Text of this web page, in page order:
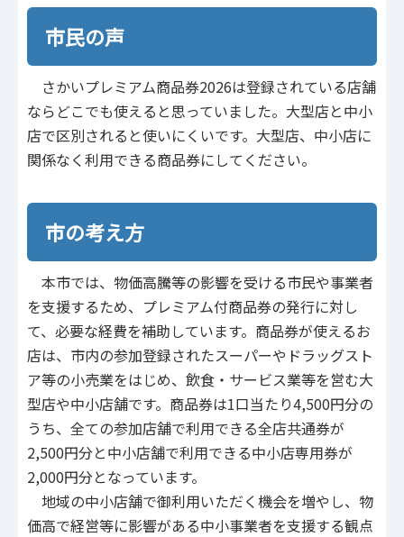
市民の声
さかいプレミアム商品券2026は登録されている店舗
ならどこでも使えると思っていました。大型店と中小
店で区別されると使いにくいです。大型店、中小店に
関係なく利用できる商品券にしてください。
市の考え方
本市では、物価高騰等の影響を受ける市民や事業者
を支援するため、プレミアム付商品券の発行に対し
て、必要な経費を補助しています。商品券が使えるお
店は、市内の参加登録されたスーパーやドラッグスト
ア等の小売業をはじめ、飲食・サービス業等を営む大
型店や中小店舗です。商品券は1口当たり4,500円分の
うち、全ての参加店舗で利用できる全店共通券が
2,500円分と中小店舗で利用できる中小店専用券が
2,000円分となっています。
地域の中小店舗で御利用いただく機会を増やし、物
価高で経営等に影響がある中小事業者を支援する観点